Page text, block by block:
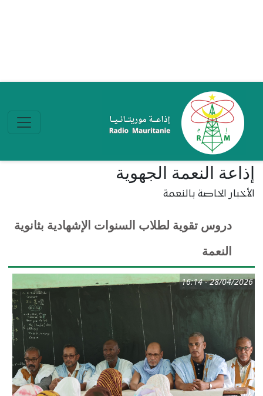
إذاعة النعمة الجهوية
الأخبار الخاصة بالنعمة
دروس تقوية لطلاب السنوات الإشهادية بثانوية
النعمة
28/04/2026 - 16:14